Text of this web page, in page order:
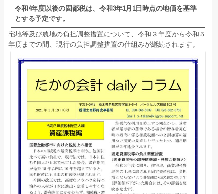
令和4年度以後の固都税は、令和3年1月1日時点の地価を基準
とする予定です。
宅地等及び農地の負担調整措置について、令和３年度から令和５
年度までの間、現行の負担調整措置の仕組みが継続されます。